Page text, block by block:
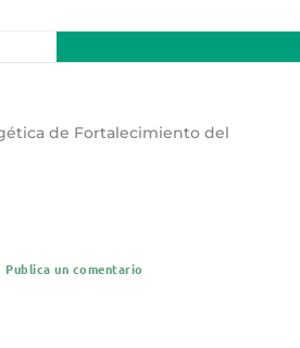
de Fortalecimiento del
Publica un comentario